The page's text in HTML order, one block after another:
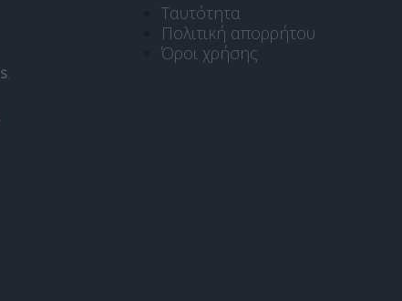
Ταυτότητα
Πολιτική απορρήτου
Όροι χρήσης